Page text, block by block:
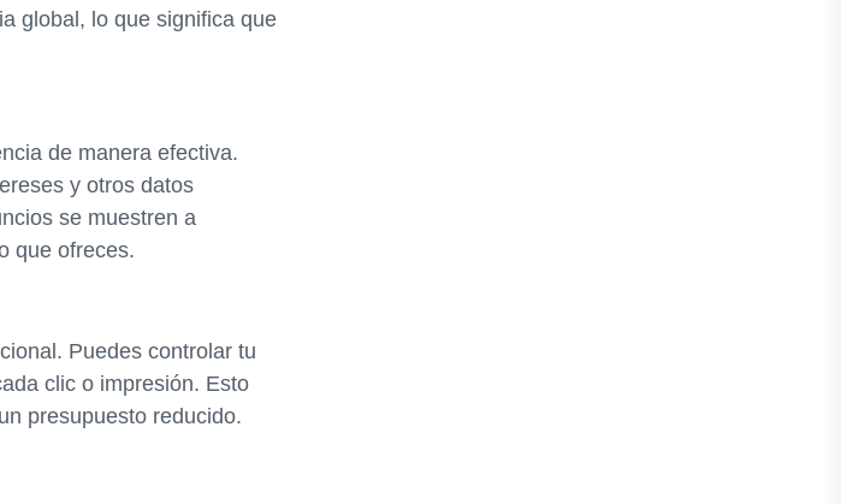
global, lo que significa que
de manera efectiva.
y otros datos
se muestren a
que ofreces.
Puedes controlar tu
clic o impresión. Esto
presupuesto reducido.